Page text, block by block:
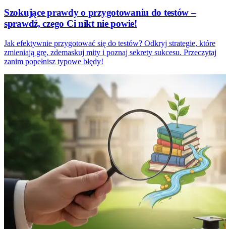
Szokujące prawdy o przygotowaniu do testów –
sprawdź, czego Ci nikt nie powie!
Jak efektywnie przygotować się do testów? Odkryj strategie, które
zmieniają grę, zdemaskuj mity i poznaj sekrety sukcesu. Przeczytaj
zanim popełnisz typowe błędy!